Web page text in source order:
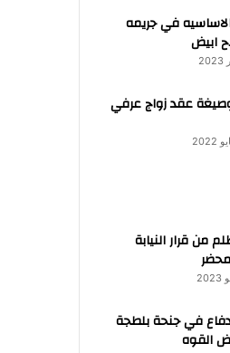
في جريمه
ابيض
عقد زواج عرفي
من قرار النيابة
في جنحة بلطجة
القوه